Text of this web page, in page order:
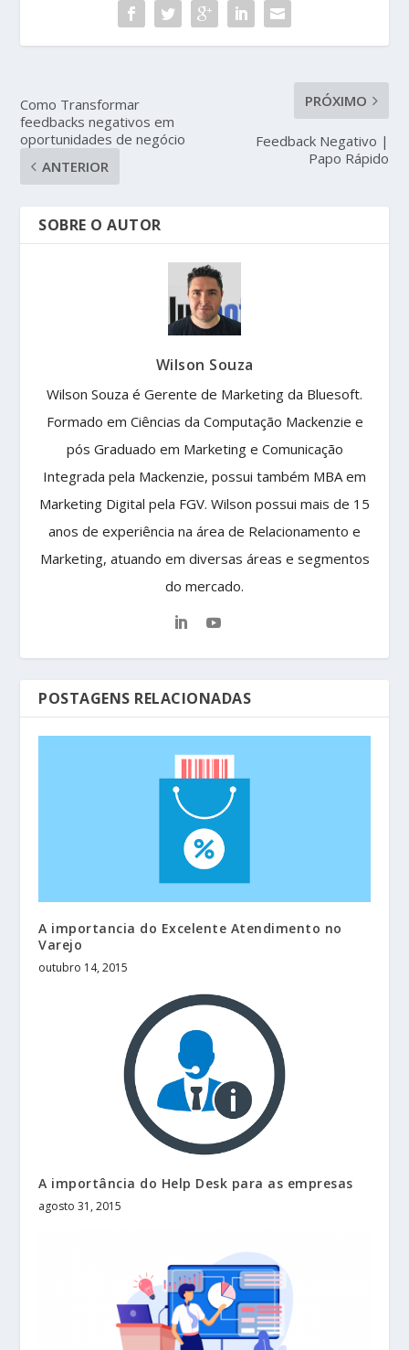
Como Transformar
feedbacks negativos em
oportunidades de negócio
ANTERIOR
PRÓXIMO
Feedback Negativo |
Papo Rápido
SOBRE O AUTOR
Wilson Souza
Wilson Souza é Gerente de Marketing da Bluesoft.
Formado em Ciências da Computação Mackenzie e
pós Graduado em Marketing e Comunicação
Integrada pela Mackenzie, possui também MBA em
Marketing Digital pela FGV. Wilson possui mais de 15
anos de experiência na área de Relacionamento e
Marketing, atuando em diversas áreas e segmentos
do mercado.
POSTAGENS RELACIONADAS
A importancia do Excelente Atendimento no
Varejo
outubro 14, 2015
A importância do Help Desk para as empresas
agosto 31, 2015